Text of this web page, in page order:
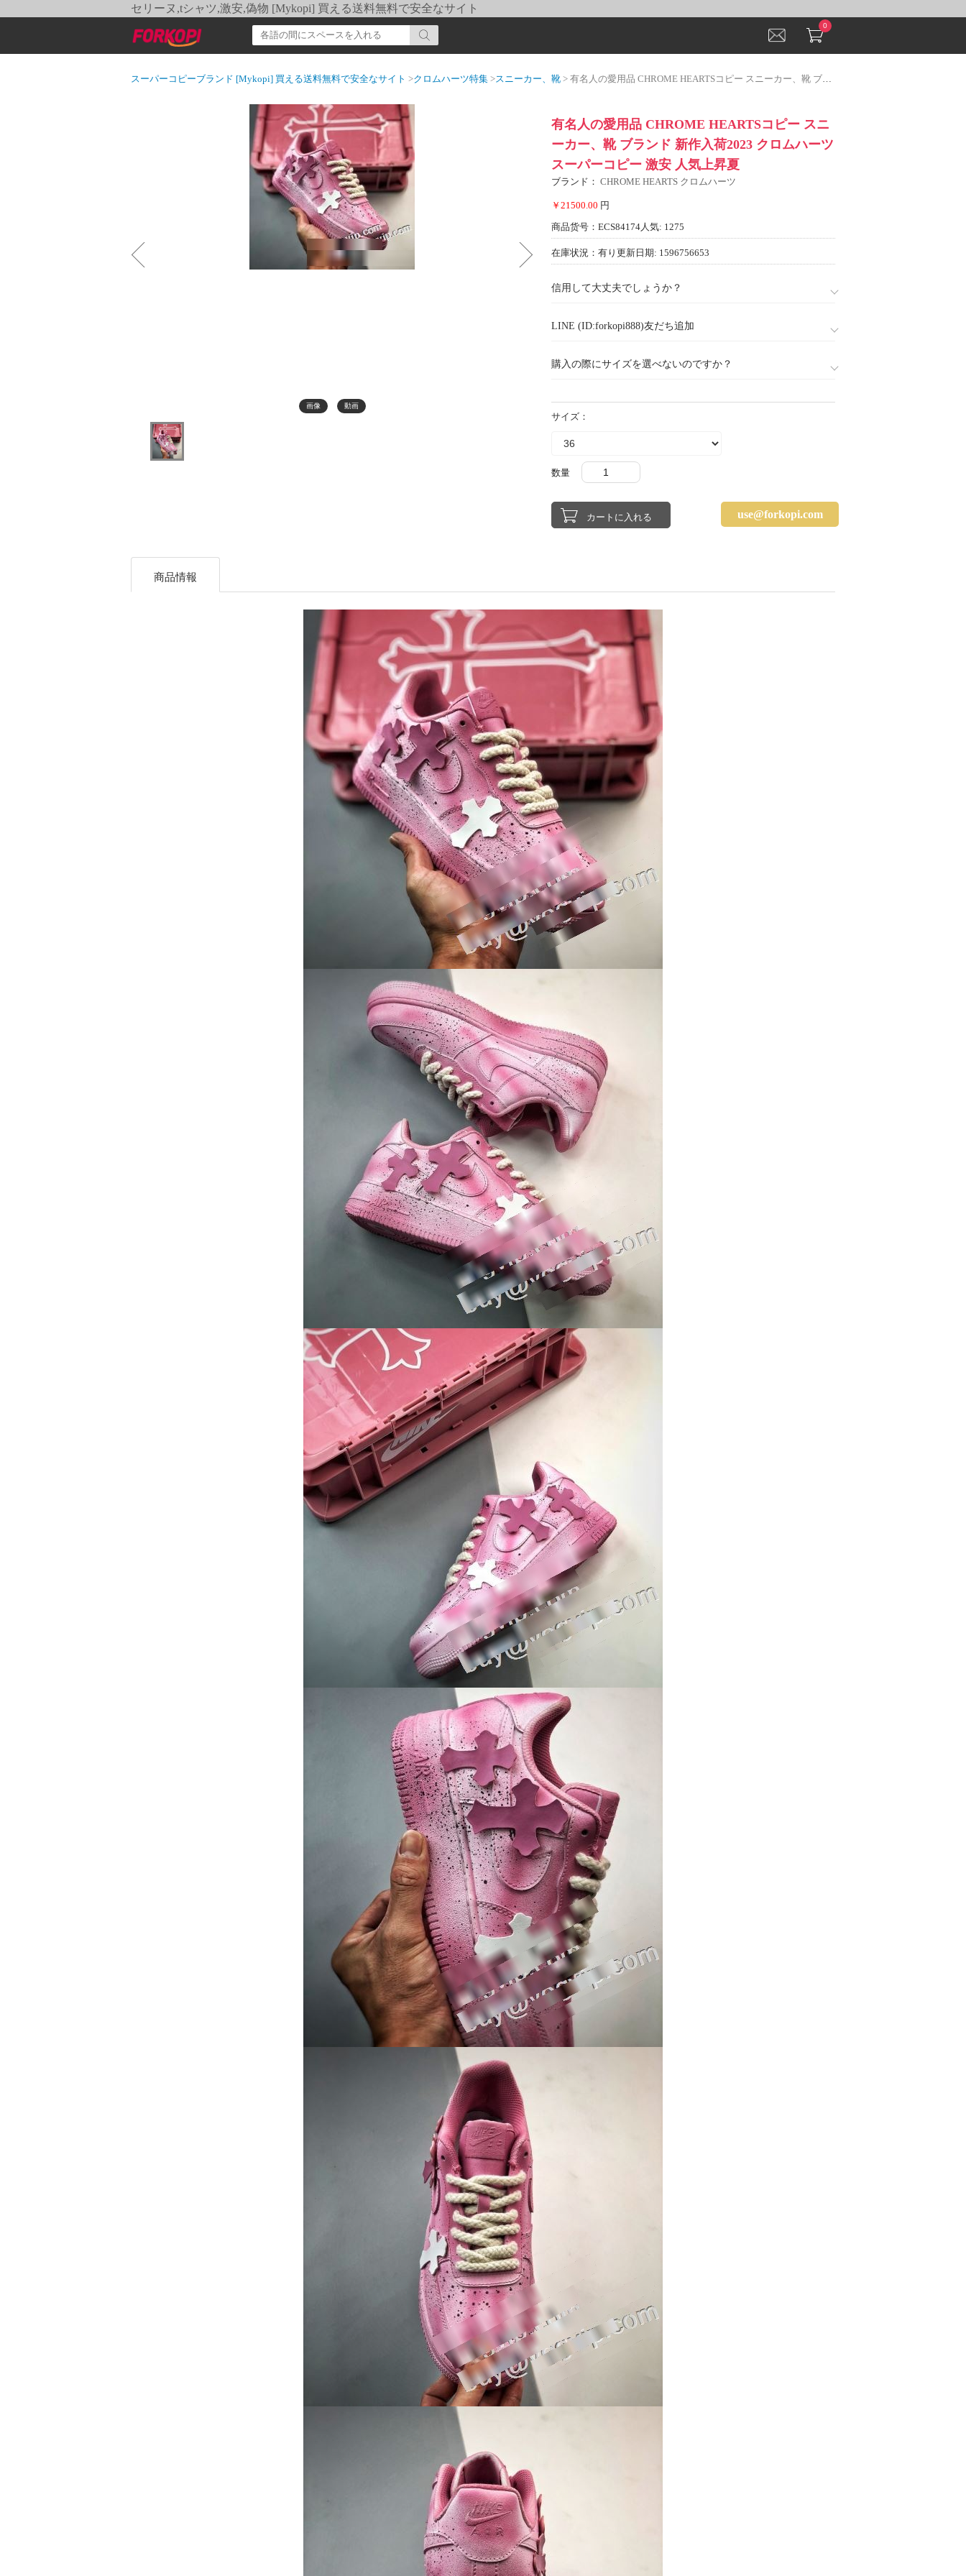
セリーヌ,tシャツ,激安,偽物 [Mykopi] 買える送料無料で安全なサイト
0
スーパーコピーブランド [Mykopi] 買える送料無料で安全なサイト >クロムハーツ特集 >スニーカー、靴 > 有名人の愛用品 CHROME HEARTSコピー スニーカー、靴 ブランド 新作入荷2023 クロムハーツスーパーコピー 激安 人気上昇夏
画像 動画
有名人の愛用品 CHROME HEARTSコピー スニ
ーカー、靴 ブランド 新作入荷2023 クロムハーツ
スーパーコピー 激安 人気上昇夏
ブランド： CHROME HEARTS クロムハーツ
￥21500.00 円
商品货号：ECS84174人気: 1275
在庫状況：有り 更新日期: 1596756653
信用して大丈夫でしょうか？
LINE (ID:forkopi888)友だち追加
購入の際にサイズを選べないのですか？
サイズ：
数量
use@forkopi.com
商品情報